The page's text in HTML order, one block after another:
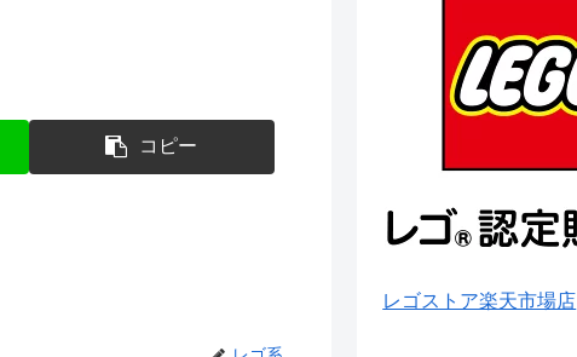
コピー
レゴストア楽天市場店